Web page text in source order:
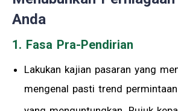
Anda
1. Fasa Pra-Pendirian
Lakukan kajian pasaran yang
mengenal pasti trend